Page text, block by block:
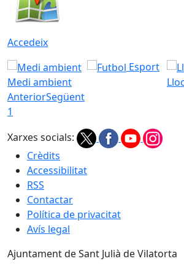
Accedeix
Medi ambient
Esport
AnteriorSegüent
1
Xarxes socials:
Crèdits
Accessibilitat
RSS
Contactar
Política de privacitat
Avís legal
Ajuntament de Sant Julià de Vilatorta